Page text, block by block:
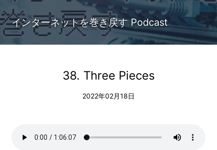
インターネットを巻き戻す Podcast
38. Three Pieces
2022年02月18日